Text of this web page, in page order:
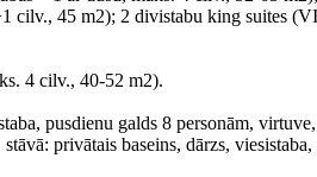
45 m2); 2 divistabu king suites
4 cilv., 40-52 m2).
pusdienu galds 8 personām,
privātais baseins, dārzs,